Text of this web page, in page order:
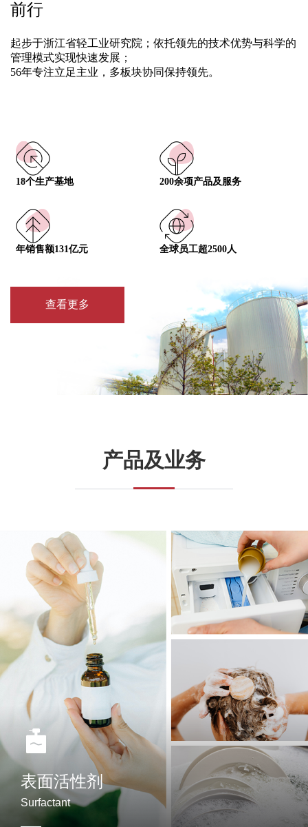
前行
起步于浙江省轻工业研究院；依托领先的技术优势与科学的
管理模式实现快速发展；
56年专注立足主业，多板块协同保持领先。
18个生产基地 200余项产品及服务
年销售额131亿元 全球员工超2500人
查看更多
产品及业务
表面活性剂
Surfactant
阴离子表面活性剂
非离子表面活性剂
两性表面活性剂